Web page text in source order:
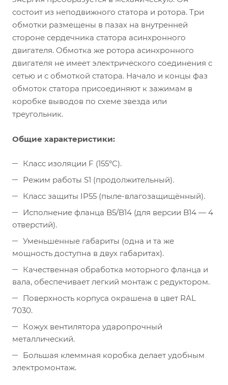
состоит из неподвижного статора и ротора. Три
обмотки размещены в пазах на внутренней
стороне сердечника статора асинхронного
двигателя. Обмотка же ротора асинхронного
двигателя не имеет электрического соединения с
сетью и с обмоткой статора. Начало и концы фаз
обмоток статора присоединяют к зажимам в
коробке выводов по схеме звезда или
треугольник.
Общие характеристики:
Класс изоляции F (155ºС).
Режим работы S1 (продолжительный).
Класс защиты IP55 (пыле-влагозащищённый).
Исполнение фланца B5/B14 (для версии B14 — 4
отверстий).
Уменьшенные габариты (одна и та же
мощность доступна в двух габаритах).
Качественная обработка моторного фланца и
вала, обеспечивает легкий монтаж с редуктором.
Поверхность корпуса окрашена в цвет RAL
7030.
Кожух вентилятора ударопрочный
металлический.
Большая клеммная коробка делает удобным
электромонтаж.